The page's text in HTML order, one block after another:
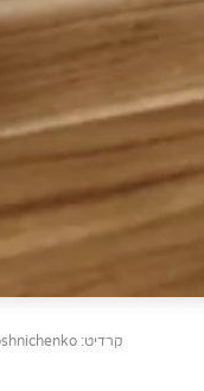
קרדיט: Tima Miroshnichenko